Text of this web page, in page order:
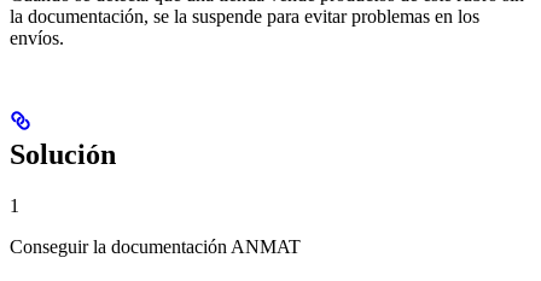
la documentación, se la suspende para evitar problemas en los
envíos.
Solución
1
Conseguir la documentación ANMAT